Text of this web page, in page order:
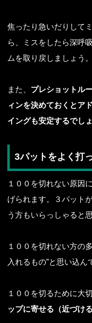
焦ったり急いだりして
ら、ミスをしたら深呼
ムを取り戻しましょう。
また、 プレショットル
ィンを決めておくとア
イングも安定するでしょ
3パットをよく打
１００を切れない原因
げられます。３パット
う方もいらっしゃると
１００を切れない方の
入れるもの”と思い込ん
１００を切るために大
ップに寄せる（近づけ